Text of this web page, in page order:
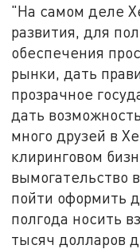
"На самом деле
развития, для
обеспечения
рынки, дать
прозрачное
дать
много друзей в
клиринговом
вымогательство
пойти оформить
полгода носить
тысяч долларов